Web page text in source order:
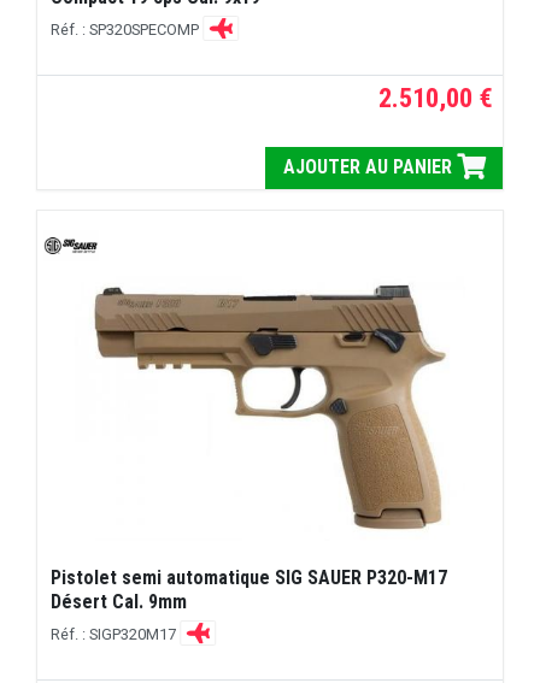
Réf. : SP320SPECOMP
2.510,00 €
AJOUTER AU PANIER
Pistolet semi automatique SIG SAUER P320-M17
Désert Cal. 9mm
Réf. : SIGP320M17